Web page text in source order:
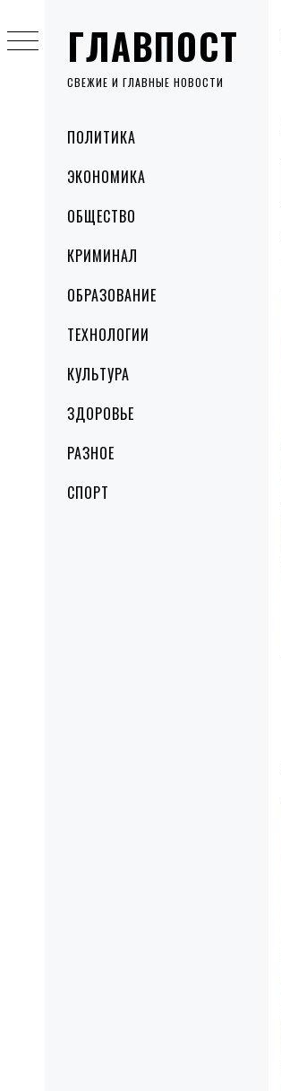
ГЛАВПОСТ
СВЕЖИЕ И ГЛАВНЫЕ НОВОСТИ
MenuПОЛИТИКА
ЭКОНОМИКА
ОБЩЕСТВО
КРИМИНАЛ
ОБРАЗОВАНИЕ
ТЕХНОЛОГИИ
КУЛЬТУРА
ЗДОРОВЬЕ
РАЗНОЕ
СПОРТ
to
content